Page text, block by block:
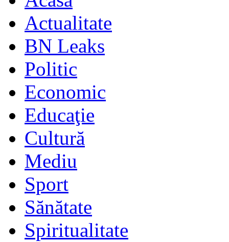
Actualitate
BN Leaks
Politic
Economic
Educaţie
Cultură
Mediu
Sport
Sănătate
Spiritualitate